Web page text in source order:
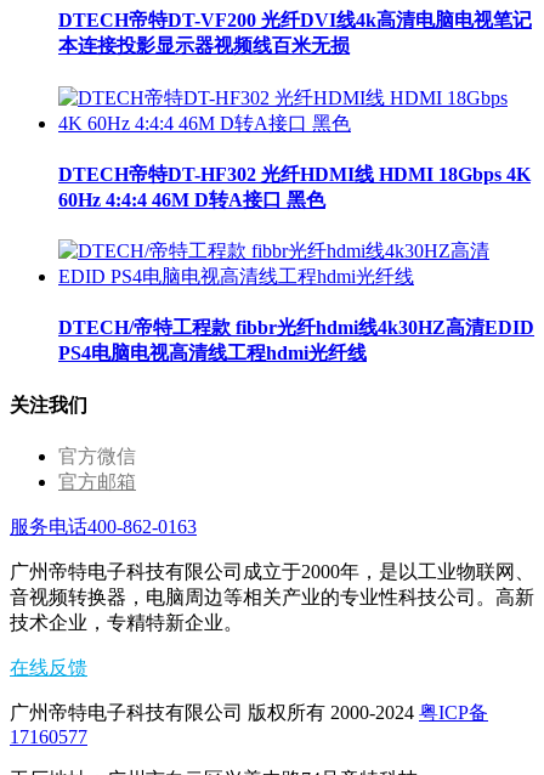
DTECH帝特DT-VF200 光纤DVI线4k高清电脑电视笔记
本连接投影显示器视频线百米无损
DTECH帝特DT-HF302 光纤HDMI线 HDMI 18Gbps 4K
60Hz 4:4:4 46M D转A接口 黑色
DTECH/帝特工程款 fibbr光纤hdmi线4k30HZ高清EDID
PS4电脑电视高清线工程hdmi光纤线
关注我们
官方微信
官方邮箱
服务电话400-862-0163
广州帝特电子科技有限公司成立于2000年，是以工业物联网、
音视频转换器，电脑周边等相关产业的专业性科技公司。高新
技术企业，专精特新企业。
在线反馈
广州帝特电子科技有限公司 版权所有 2000-2024 粤ICP备
17160577